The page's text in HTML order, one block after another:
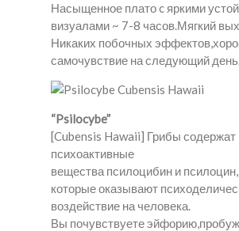
Насыщенное плато c яркими
визуалами ~ 7-8 часов.Мягкий
Никаких побочных
самочувствие на следующий
“Psilocybe”
[Cubensis Hawaii] Грибы содержат
психоактивные
вещества псилоцибин и псилоцин,
которые оказывают
воздействие на человека.
Вы почувствуете